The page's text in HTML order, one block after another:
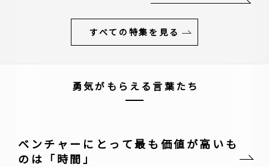
すべての特集を見る
勇気がもらえる言葉たち
ベンチャーにとって最も価値が高いも
のは「時間」